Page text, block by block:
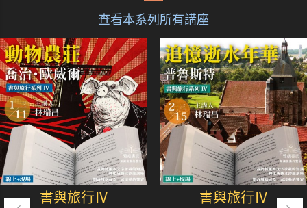
查看本系列所有講座
書與旅行Ⅳ
書與旅行Ⅳ